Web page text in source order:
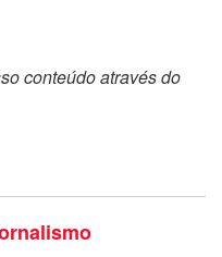
conteúdo através do